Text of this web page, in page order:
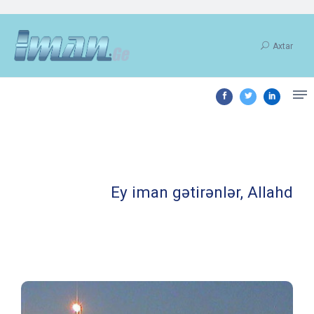
Axtar
Ey iman gətirənlər, Allahdan